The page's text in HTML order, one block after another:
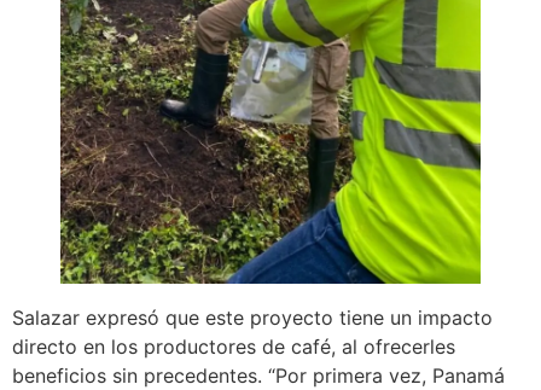
Salazar expresó que este proyecto tiene un impacto
directo en los productores de café, al ofrecerles
beneficios sin precedentes. “Por primera vez, Panamá